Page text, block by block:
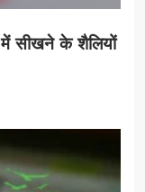
में सीखने के शैलियों